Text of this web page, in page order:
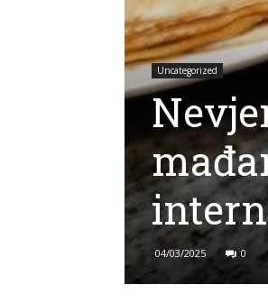
Uncategorized
04/03/2025 0